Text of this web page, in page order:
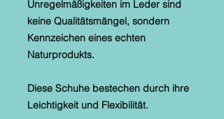
Unregelmäßigkeiten im Leder sind
keine Qualitätsmängel, sondern
Kennzeichen eines echten
Naturprodukts.
Diese Schuhe bestechen durch ihre
Leichtigkeit und Flexibilität.